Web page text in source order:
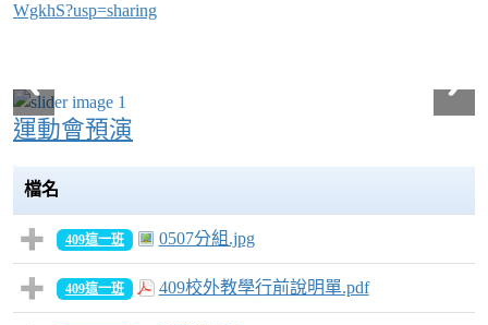
WgkhS?usp=sharing
運動會預演
檔名
409這一班 0507分組.jpg
409這一班 409校外教學行前說明單.pdf